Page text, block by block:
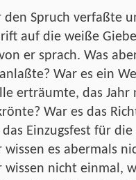
den Spruch verfaßte
auf die weiße
er sprach. Was
War es ein
erträumte, das Jahr
War es das
das Einzugsfest für
wissen es abermals
wissen nicht einmal,